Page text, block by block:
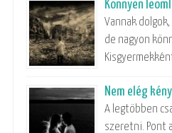
Könnyen
Vannak
de nagyon
Nem elég
A legtöbben
szeretni. Pont